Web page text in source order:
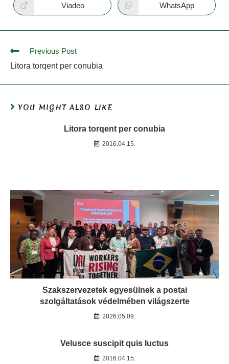
Viadeo WhatsApp
Previous Post
Litora torqent per conubia
YOU MIGHT ALSO LIKE
Litora torqent per conubia
2016.04.15.
Szakszervezetek egyesülnek a postai
szolgáltatások védelmében világszerte
2026.05.09.
Velusce suscipit quis luctus
2016.04.15.